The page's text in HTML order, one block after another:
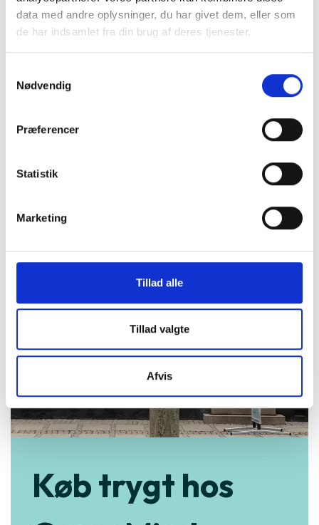
data med andre oplysninger, du har givet dem, eller som
de har indsamlet fra din brug af deres tjenester.
Nødvendig
Præferencer
Statistik
Marketing
Tillad alle
Tillad valgte
Afvis
Oplader 20W
149 kr.
Køb trygt hos